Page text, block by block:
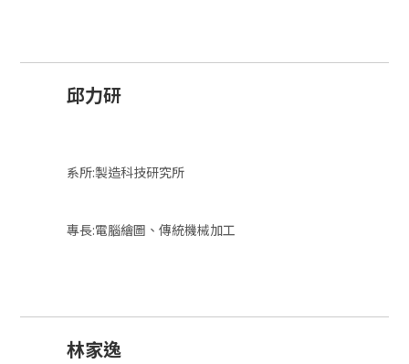
邱力研
系所:製造科技研究所
專長:電腦繪圖、傳統機械加工
林家逸